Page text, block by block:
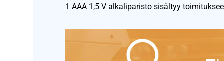
1 AAA 1,5 V alkaliparisto sisältyy